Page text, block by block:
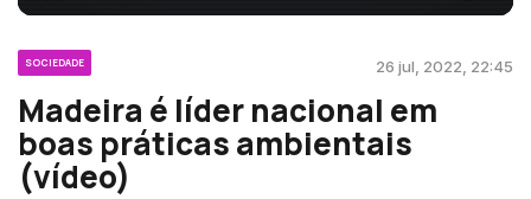
SOCIEDADE 26 jul, 2022, 22:45
Madeira é líder nacional em
boas práticas ambientais
(vídeo)